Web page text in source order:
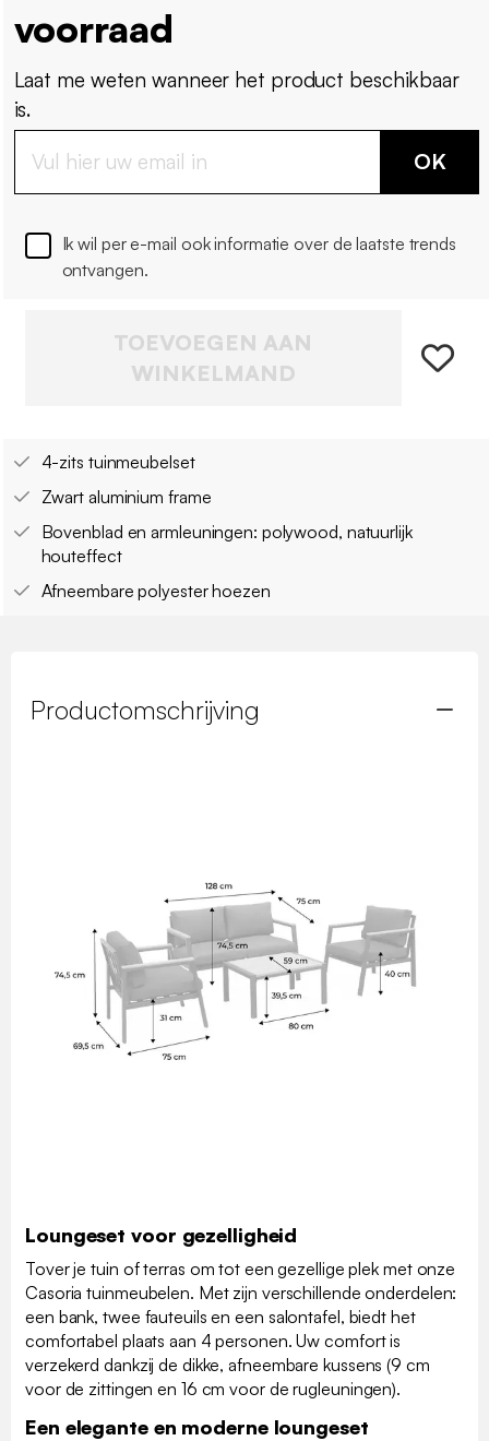
voorraad
Laat me weten wanneer het product beschikbaar
is.
OK
Ik wil per e-mail ook informatie over de laatste trends
ontvangen.
TOEVOEGEN AAN
WINKELMAND
4-zits tuinmeubelset
Zwart aluminium frame
Bovenblad en armleuningen: polywood, natuurlijk
houteffect
Afneembare polyester hoezen
Productomschrijving
Loungeset voor gezelligheid
Tover je tuin of terras om tot een gezellige plek met onze
Casoria tuinmeubelen. Met zijn verschillende onderdelen:
een bank, twee fauteuils en een salontafel, biedt het
comfortabel plaats aan 4 personen. Uw comfort is
verzekerd dankzij de dikke, afneembare kussens (9 cm
voor de zittingen en 16 cm voor de rugleuningen).
Een elegante en moderne loungeset